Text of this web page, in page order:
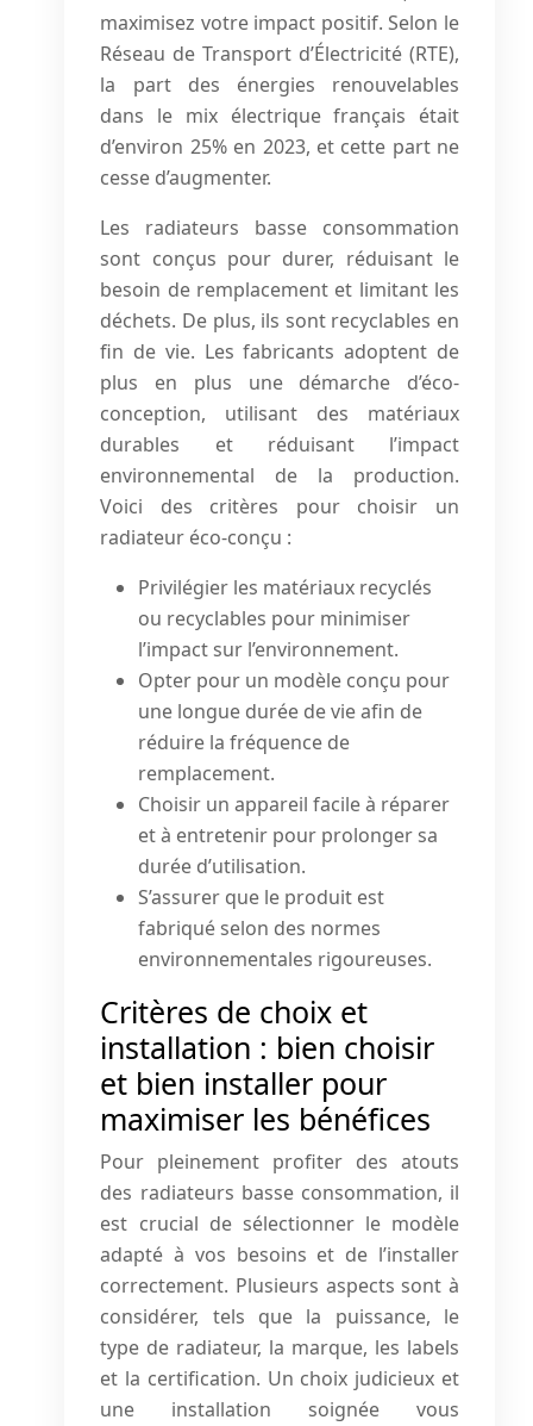
maximisez votre impact positif. Selon le
Réseau de Transport d’Électricité (RTE),
la part des énergies renouvelables
dans le mix électrique français était
d’environ 25% en 2023, et cette part ne
cesse d’augmenter.
Les radiateurs basse consommation
sont conçus pour durer, réduisant le
besoin de remplacement et limitant les
déchets. De plus, ils sont recyclables en
fin de vie. Les fabricants adoptent de
plus en plus une démarche d’éco-
conception, utilisant des matériaux
durables et réduisant l’impact
environnemental de la production.
Voici des critères pour choisir un
radiateur éco-conçu :
Privilégier les matériaux recyclés
ou recyclables pour minimiser
l’impact sur l’environnement.
Opter pour un modèle conçu pour
une longue durée de vie afin de
réduire la fréquence de
remplacement.
Choisir un appareil facile à réparer
et à entretenir pour prolonger sa
durée d’utilisation.
S’assurer que le produit est
fabriqué selon des normes
environnementales rigoureuses.
Critères de choix et
installation : bien choisir
et bien installer pour
maximiser les bénéfices
Pour pleinement profiter des atouts
des radiateurs basse consommation, il
est crucial de sélectionner le modèle
adapté à vos besoins et de l’installer
correctement. Plusieurs aspects sont à
considérer, tels que la puissance, le
type de radiateur, la marque, les labels
et la certification. Un choix judicieux et
une installation soignée vous